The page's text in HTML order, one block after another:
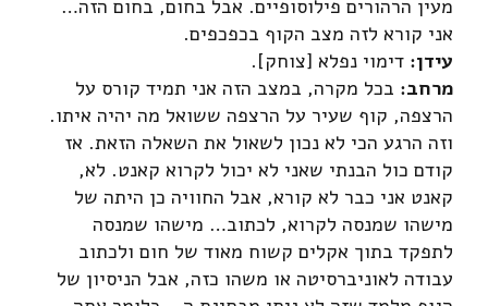
מעין הרהורים פילוסופיים. אבל בחום, בחום הזה…
אני קורא לזה מצב הקוף בכפכפים.
עידן: דימוי נפלא [צוחק].
מרחב: בכל מקרה, במצב הזה אני תמיד קורס על
הרצפה, קוף שעיר על הרצפה ששואל מה יהיה איתו.
וזה הרגע הכי לא נכון לשאול את השאלה הזאת. אז
קודם כול הבנתי שאני לא יכול לקרוא קאנט. לא,
קאנט אני כבר לא קורא, אבל החוויה כן היתה של
מישהו שמנסה לקרוא, לכתוב… מישהו שמנסה
לתפקד בתוך אקלים קשוח מאוד של חום ולכתוב
עבודה לאוניברסיטה או משהו כזה, אבל הניסיון של